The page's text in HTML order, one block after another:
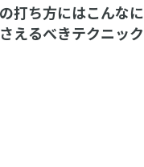
打ち方にはこんなに
えるべきテクニック